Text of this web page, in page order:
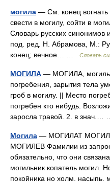
могила — См. конец вогнать
свести в могилу, сойти в
Словарь русских синонимов
под. ред. Н. Абрамова, М.:
конец; вечное… …
Словарь
МОГИЛА — МОГИЛА,
погребения, зарытия тела
гроб в могилу. || Место
погребен кто нибудь.
заросла травой. 2. в
Могила — МОГИЛАТ
МОГИЛЕВ Фамилии из
обязательно, что они
могильник копатель могил.
покойника но холм, насыпь,